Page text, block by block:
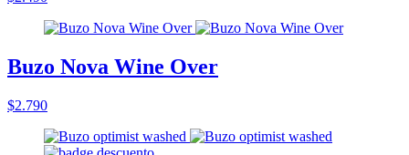
Buzo Nova Wine Over
$2.790